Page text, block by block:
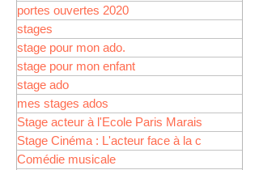
portes ouvertes 2020
stages
stage pour mon ado.
stage pour mon enfant
stage ado
mes stages ados
Stage acteur à l'Ecole Paris Marais
Stage Cinéma : L'acteur face à la c
Comédie musicale